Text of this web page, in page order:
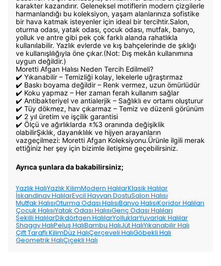
karakter kazandırır. Geleneksel motiflerin modern çizgilerle
harmanlandığı bu koleksiyon, yaşam alanlarınıza sofistike
bir hava katmak isteyenler için ideal bir tercihtir.Salon,
oturma odası, yatak odası, çocuk odası, mutfak, banyo,
yolluk ve antre gibi pek çok farklı alanda rahatlıkla
kullanılabilir. Yazlık evlerde ve kış bahçelerinde de şıklığı
ve kullanışlılığıyla öne çıkar.(Not: Dış mekân kullanımına
uygun değildir.)
Moretti Afgan Halısı Neden Tercih Edilmeli?
✔️ Yıkanabilir – Temizliği kolay, lekelerle uğraştırmaz
✔️ Baskı boyama değildir – Renk vermez, uzun ömürlüdür
✔️ Koku yapmaz – Her zaman ferah kullanım sağlar
✔️ Antibakteriyel ve antialerjik – Sağlıklı ev ortamı oluşturur
✔️ Tüy dökmez, hav çıkarmaz – Temiz ve düzenli görünüm
✔️ 2 yıl üretim ve işçilik garantisi
✔️ Ölçü ve ağırlıklarda ±%3 oranında değişiklik
olabilirŞıklık, dayanıklılık ve hijyen arayanların
vazgeçilmezi: Moretti Afgan Koleksiyonu.Ürünle ilgili merak
ettiğiniz her şey için bizimle iletişime geçebilirsiniz.
Ayrıca şunlara da bakabilirsiniz;
Yazlık HalıYazlık KilimModern HalılarKlasik Halılar
İskandinav HalılarEvcil Hayvan DostuSalon Halısı
Mutfak HalısıOturma Odası HalısıBanyo HalısıKoridor Halıları
Çocuk HalısıYatak Odası HalısıGenç Odası Halıları
Şekilli HalılarDikdörtgen HalılarYolluklarYuvarlak Halılar
Shaggy HalıPeluş HalıBambu HalıJüt HalıYıkanabilir Halı
Çift Taraflı KilimDüz HalıÇerçeveli HalıGöbekli Halı
Geometrik HalıÇiçekli Halı